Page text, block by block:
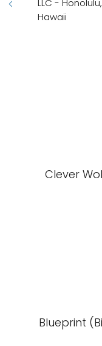
LLC - Honolulu,
Hawaii
Clever
Blueprint